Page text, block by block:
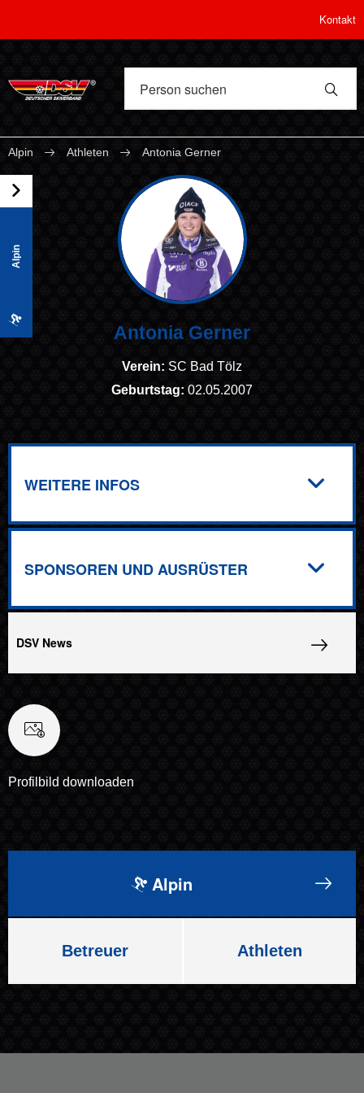
Kontakt
Alpin Athleten Antonia Gerner
Alpin
Antonia Gerner
Verein: SC Bad Tölz
Geburtstag: 02.05.2007
WEITERE INFOS
SPONSOREN UND AUSRÜSTER
DSV News
Profilbild downloaden
Alpin
Betreuer Athleten